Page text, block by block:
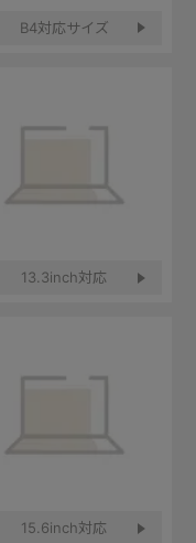
B4対応サイズ
13.3inch対応
15.6inch対応